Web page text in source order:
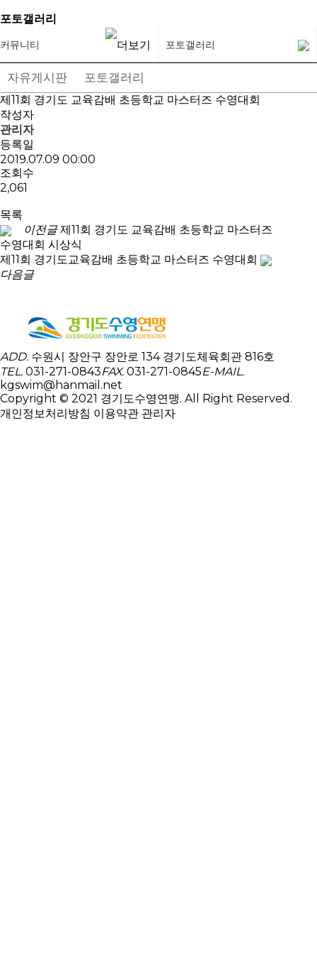
포토갤러리
커뮤니티 포토갤러리
자유게시판 포토갤러리
제11회 경기도 교육감배 초등학교 마스터즈 수영대회
작성자
관리자
등록일
2019.07.09 00:00
조회수
2,061
목록
이전글 제11회 경기도 교육감배 초등학교 마스터즈
수영대회 시상식
제11회 경기도교육감배 초등학교 마스터즈 수영대회
다음글
ADD. 수원시 장안구 장안로 134 경기도체육회관 816호
TEL. 031-271-0843FAX. 031-271-0845E-MAIL.
kgswim@hanmail.net
Copyright © 2021 경기도수영연맹. All Right Reserved.
개인정보처리방침 이용약관 관리자